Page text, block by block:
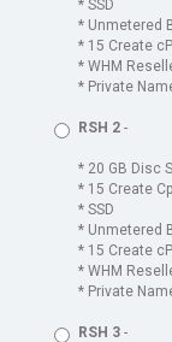
* SSD
* Unmetered
* 15 Create
* WHM
* Private
RSH 2 -
* 20 GB Disc
* 15 Create
* SSD
* Unmetered
* 15 Create
* WHM
* Private
RSH 3 -